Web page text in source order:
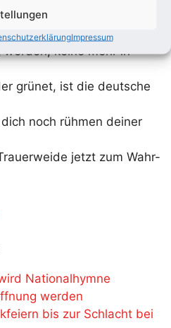
Impressum
keine mehr in
grünet, ist die deutsche
noch rühmen deiner
jetzt zum Wahr-
Nationalhymne
werden
bis zur Schlacht bei